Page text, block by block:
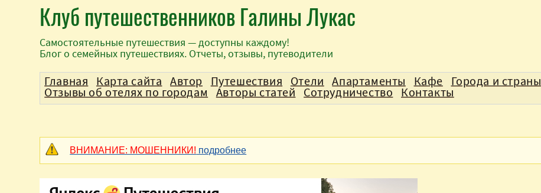
Клуб путешественников Галины Лукас
Самостоятельные путешествия — доступны каждому!
Блог о семейных путешествиях. Отчеты, отзывы, путеводители
ВНИМАНИЕ: МОШЕННИКИ! подробнее
Главная Карта сайта Автор Путешествия Отели Апартаменты Кафе Города и страны
Отзывы об отелях по городам Авторы статей Сотрудничество Контакты